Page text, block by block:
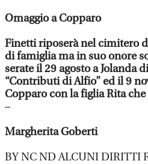
Omaggio a Copparo
Finetti riposerà nel cimitero
di famiglia ma in suo onore
serate il 29 agosto a Jolanda
“Contributi di Alfio” ed il 9
Copparo con la figlia Rita
–
Margherita Goberti
BY NC ND ALCUNI DIRITTI